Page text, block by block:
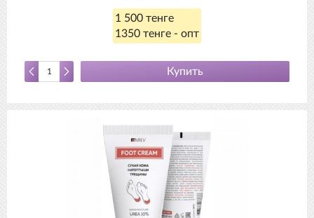
1 500 тенге
1350 тенге - опт
Купить